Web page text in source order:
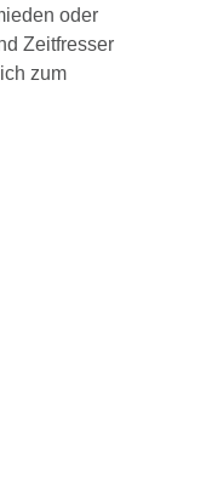
oder
Zeitfresser
zum